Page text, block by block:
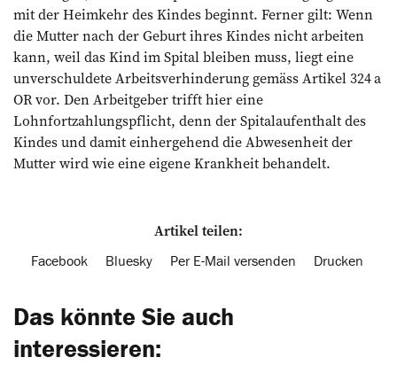
mit der Heimkehr des Kindes beginnt. Ferner gilt: Wenn
die Mutter nach der Geburt ihres Kindes nicht arbeiten
kann, weil das Kind im Spital bleiben muss, liegt eine
unverschuldete Arbeitsverhinderung gemäss Artikel 324 a
OR vor. Den Arbeitgeber trifft hier eine
Lohnfortzahlungspflicht, denn der Spitalaufenthalt des
Kindes und damit einhergehend die Abwesenheit der
Mutter wird wie eine eigene Krankheit behandelt.
Artikel teilen:
Facebook Bluesky Per E-Mail versenden Drucken
Das könnte Sie auch
interessieren: